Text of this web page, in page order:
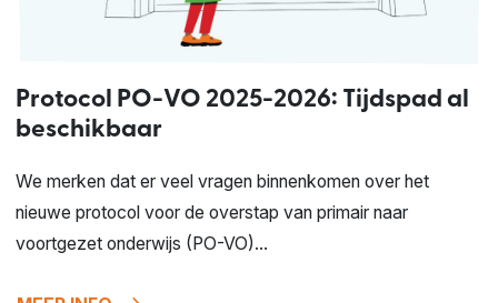
Protocol PO-VO 2025-2026: Tijdspad al
beschikbaar
We merken dat er veel vragen binnenkomen over het
nieuwe protocol voor de overstap van primair naar
voortgezet onderwijs (PO-VO)...